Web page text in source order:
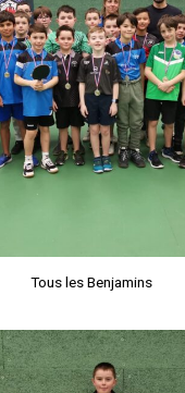
Tous les Benjamins